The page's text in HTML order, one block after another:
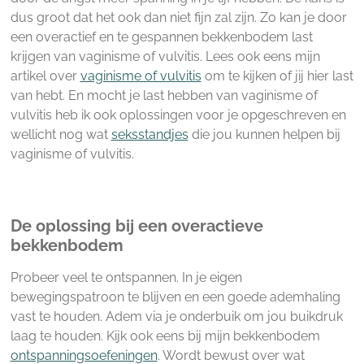
dus groot dat het ook dan niet fijn zal zijn. Zo kan je door
een overactief en te gespannen bekkenbodem last
krijgen van vaginisme of vulvitis. Lees ook eens mijn
artikel over vaginisme of vulvitis om te kijken of jij hier last
van hebt. En mocht je last hebben van vaginisme of
vulvitis heb ik ook oplossingen voor je opgeschreven en
wellicht nog wat seksstandjes die jou kunnen helpen bij
vaginisme of vulvitis.
De oplossing bij een overactieve
bekkenbodem
Probeer veel te ontspannen. In je eigen
bewegingspatroon te blijven en een goede ademhaling
vast te houden. Adem via je onderbuik om jou buikdruk
laag te houden. Kijk ook eens bij mijn bekkenbodem
ontspanningsoefeningen. Wordt bewust over wat